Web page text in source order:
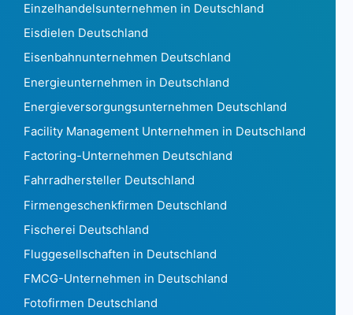
Gabun386
Das Gambia240
Georgia 1.911
Ghana3.077
Gibraltar721
Griechenland 270.131
Grönland7.880
Grenada105
Guadeloupe 49.267
Guam1.189
Guatemala 141.365
Guinea354
Guinea Bissau72
Guyana329
Haiti938
Einzelhandelsunternehmen in Deutschland
Eisdielen Deutschland
Eisenbahnunternehmen Deutschland
Energieunternehmen in Deutschland
Energieversorgungsunternehmen Deutschland
Facility Management Unternehmen in Deutschland
Factoring-Unternehmen Deutschland
Fahrradhersteller Deutschland
Firmengeschenkfirmen Deutschland
Fischerei Deutschland
Fluggesellschaften in Deutschland
FMCG-Unternehmen in Deutschland
Fotofirmen Deutschland